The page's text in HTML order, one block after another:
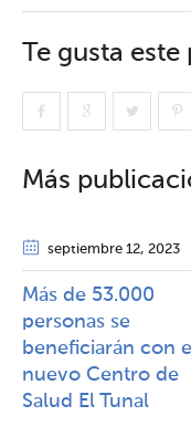
Te gusta este
Más
septiembre 12, 2023
Más de 53.000
personas se
beneficiarán con
nuevo Centro de
Salud El Tunal